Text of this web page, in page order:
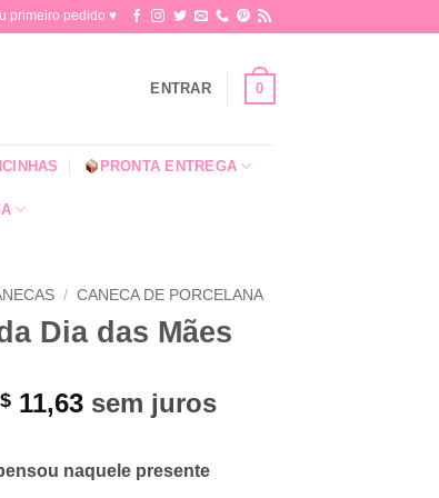
primeiro pedido ♥​
ENTRAR 0
PRONTA ENTREGA
/ CANECA DE PORCELANA
Dia das Mães
11,63 sem juros
naquele presente